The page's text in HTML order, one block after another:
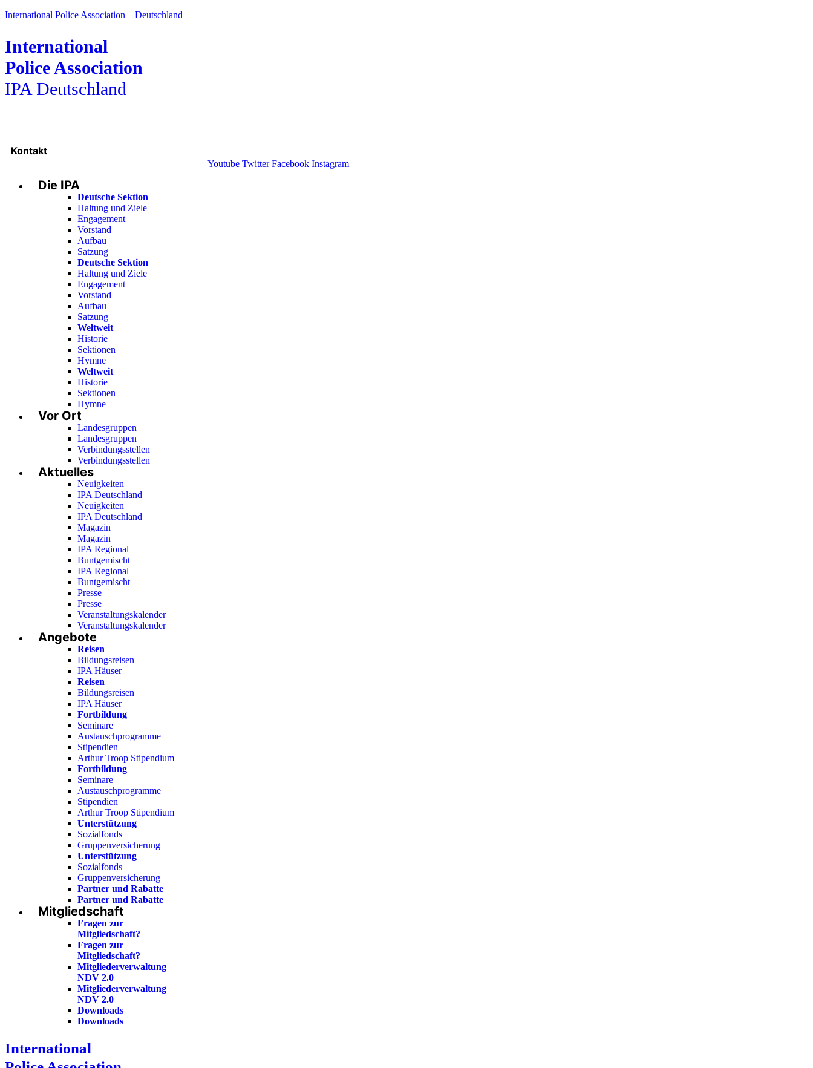
International Police Association – Deutschland
International
Police Association
IPA Deutschland
Kontakt
Youtube Twitter Facebook Instagram
Die IPA
Deutsche Sektion
Haltung und Ziele
Engagement
Vorstand
Aufbau
Satzung
Deutsche Sektion
Haltung und Ziele
Engagement
Vorstand
Aufbau
Satzung
Weltweit
Historie
Sektionen
Hymne
Weltweit
Historie
Sektionen
Hymne
Vor Ort
Landesgruppen
Landesgruppen
Verbindungsstellen
Verbindungsstellen
Aktuelles
Neuigkeiten
IPA Deutschland
Neuigkeiten
IPA Deutschland
Magazin
Magazin
IPA Regional
Buntgemischt
IPA Regional
Buntgemischt
Presse
Presse
Veranstaltungskalender
Veranstaltungskalender
Angebote
Reisen
Bildungsreisen
IPA Häuser
Reisen
Bildungsreisen
IPA Häuser
Fortbildung
Seminare
Austauschprogramme
Stipendien
Arthur Troop Stipendium
Fortbildung
Seminare
Austauschprogramme
Stipendien
Arthur Troop Stipendium
Unterstützung
Sozialfonds
Gruppenversicherung
Unterstützung
Sozialfonds
Gruppenversicherung
Partner und Rabatte
Partner und Rabatte
Mitgliedschaft
Fragen zur
Mitgliedschaft?
Fragen zur
Mitgliedschaft?
Mitgliederverwaltung
NDV 2.0
Mitgliederverwaltung
NDV 2.0
Downloads
Downloads
International